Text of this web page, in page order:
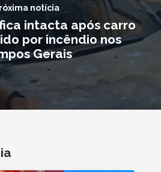
notícia
intacta após carro
por incêndio nos
Gerais